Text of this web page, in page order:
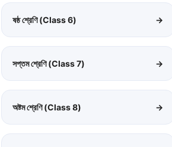
ষষ্ঠ শ্রেণি (Class 6) →
সপ্তম শ্রেণি (Class 7) →
অষ্টম শ্রেণি (Class 8) →